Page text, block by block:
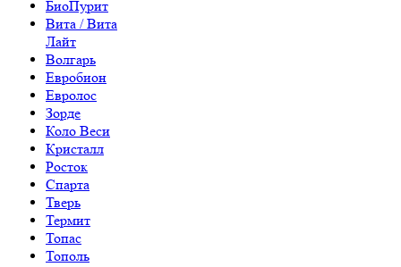
БиоПурит
Вита / Вита
Лайт
Волгарь
Евробион
Евролос
Зорде
Коло Веси
Кристалл
Росток
Спарта
Тверь
Термит
Топас
Тополь